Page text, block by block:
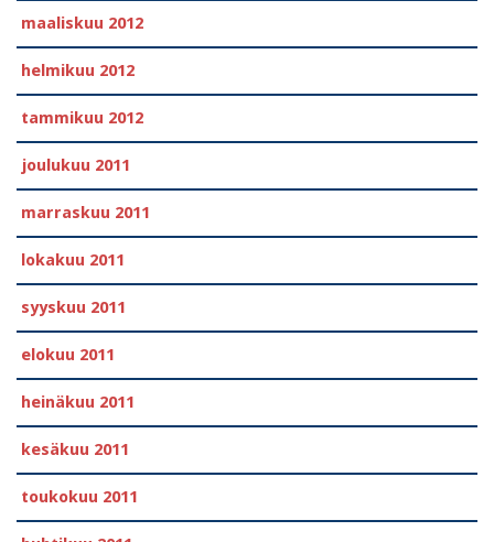
maaliskuu 2012
helmikuu 2012
tammikuu 2012
joulukuu 2011
marraskuu 2011
lokakuu 2011
syyskuu 2011
elokuu 2011
heinäkuu 2011
kesäkuu 2011
toukokuu 2011